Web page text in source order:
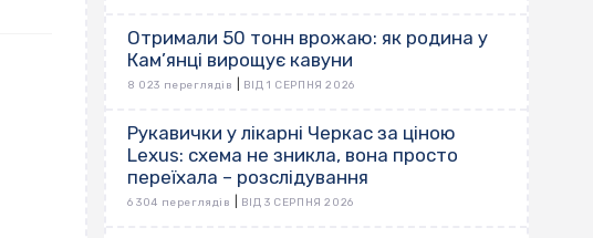
Отримали 50 тонн врожаю: як родина у
Кам’янці вирощує кавуни
8 023 переглядів ВІД 1 СЕРПНЯ 2026
Рукавички у лікарні Черкас за ціною
Lexus: схема не зникла, вона просто
переїхала – розслідування
6 304 переглядів ВІД 3 СЕРПНЯ 2026